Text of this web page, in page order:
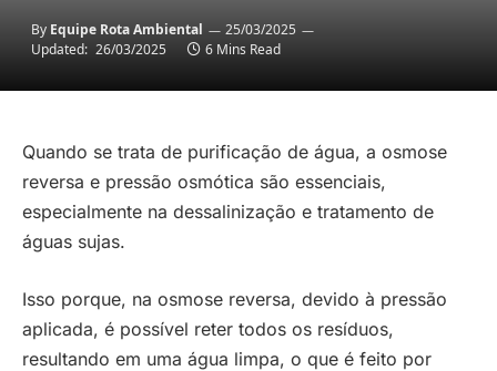
By Equipe Rota Ambiental
25/03/2025
Updated: 26/03/2025 6 Mins Read
Quando se trata de purificação de água, a osmose
reversa e pressão osmótica são essenciais,
especialmente na dessalinização e tratamento de
águas sujas.
Isso porque, na osmose reversa, devido à pressão
aplicada, é possível reter todos os resíduos,
resultando em uma água limpa, o que é feito por